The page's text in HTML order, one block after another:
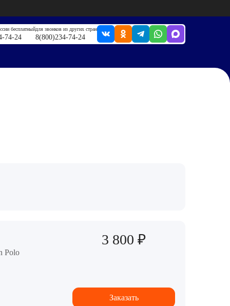
бесплатный
74-24
для звонков из других стран
8(800)234-74-24
Polo
3 800 ₽
Заказать